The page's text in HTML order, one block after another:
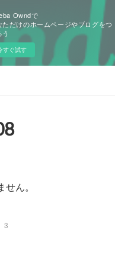
Owndで
ただけのホームページやブログをつ
う
すぐ試す
ん。
3